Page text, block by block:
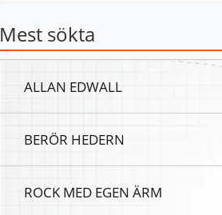
Mest sökta
ALLAN EDWALL
BERÖR HEDERN
ROCK MED EGEN ÄRM